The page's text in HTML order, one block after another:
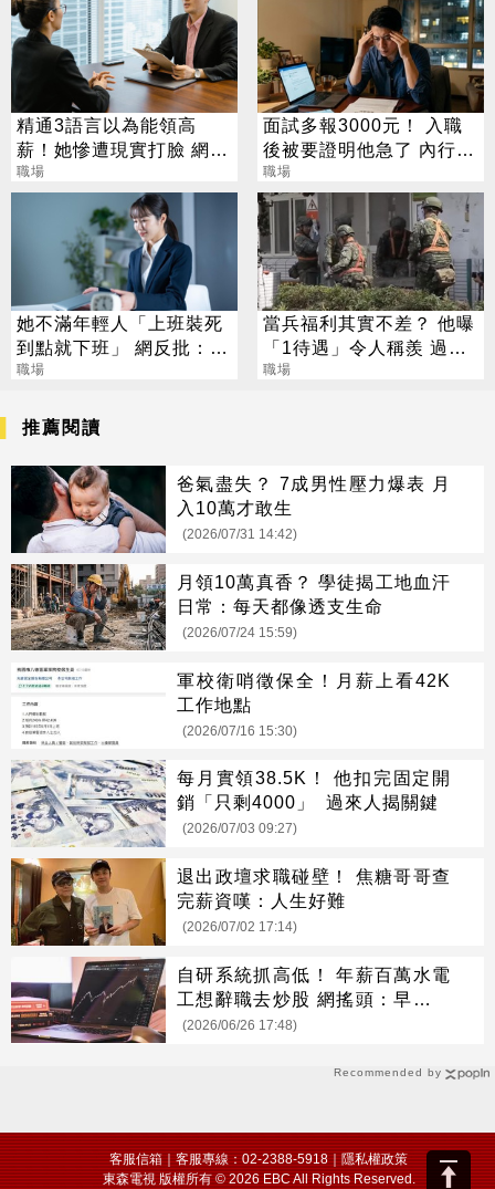
精通3語言以為能領高
薪！她慘遭現實打臉 網
嘆：能加分但難加薪
職場
面試多報3000元！ 入職
後被要證明他急了 內行人
說話了
職場
她不滿年輕人「上班裝死
到點就下班」 網反批：不
幹很正常
職場
當兵福利其實不差？ 他曝
「1待遇」令人稱羨 過來
人點頭：不輸外面
職場
Recommended by
推薦閱讀
爸氣盡失？ 7成男性壓力爆表 月
入10萬才敢生
(2026/07/31 14:42)
月領10萬真香？ 學徒揭工地血汗
日常：每天都像透支生命
(2026/07/24 15:59)
軍校衛哨徵保全！月薪上看42K
工作地點
(2026/07/16 15:30)
每月實領38.5K！ 他扣完固定開
銷「只剩4000」 過來人揭關鍵
(2026/07/03 09:27)
退出政壇求職碰壁！ 焦糖哥哥查
完薪資嘆：人生好難
(2026/07/02 17:14)
自研系統抓高低！ 年薪百萬水電
工想辭職去炒股 網搖頭：早晚被
扛去種
(2026/06/26 17:48)
客服信箱｜客服專線：02-2388-5918｜隱私權政策
東森電視 版權所有 © 2026 EBC All Rights Reserved.